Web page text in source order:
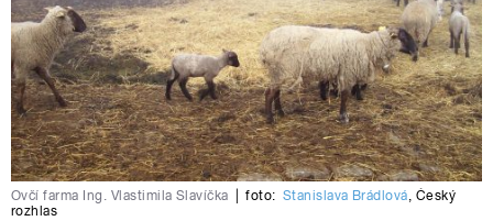
Ovčí farma Ing. Vlastimila Slavíčka foto: Stanislava Brádlová, Český
rozhlas